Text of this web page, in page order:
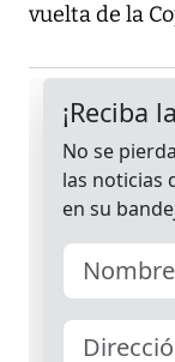
vuelta de la